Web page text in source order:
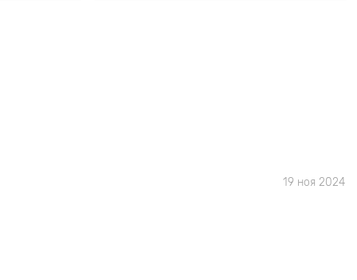
19 ноя 2024